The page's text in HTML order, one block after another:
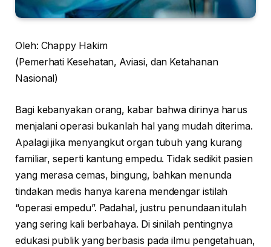
Oleh: Chappy Hakim
(Pemerhati Kesehatan, Aviasi, dan Ketahanan
Nasional)
Bagi kebanyakan orang, kabar bahwa dirinya harus
menjalani operasi bukanlah hal yang mudah diterima.
Apalagi jika menyangkut organ tubuh yang kurang
familiar, seperti kantung empedu. Tidak sedikit pasien
yang merasa cemas, bingung, bahkan menunda
tindakan medis hanya karena mendengar istilah
“operasi empedu”. Padahal, justru penundaan itulah
yang sering kali berbahaya. Di sinilah pentingnya
edukasi publik yang berbasis pada ilmu pengetahuan,